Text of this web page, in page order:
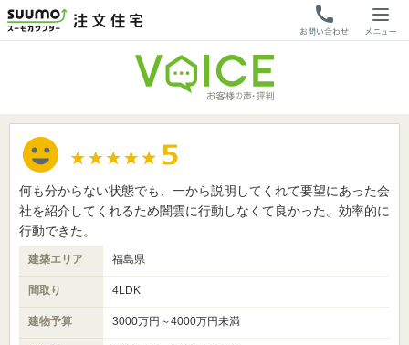
何も分からない状態でも、一から説明してくれて要望にあった会
社を紹介してくれるため闇雲に行動しなくて良かった。効率的に
行動できた。
建築エリア 福島県
間取り 4LDK
建物予算 3000万円～4000万円未満